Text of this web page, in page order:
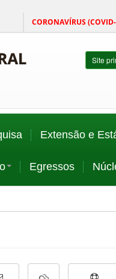
CORONAVÍRUS
Site
Extensão e
Egressos